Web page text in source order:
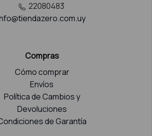
22080483
Compras
Cómo comprar
Envíos
Política de Cambios y
Devoluciones
de Garantía